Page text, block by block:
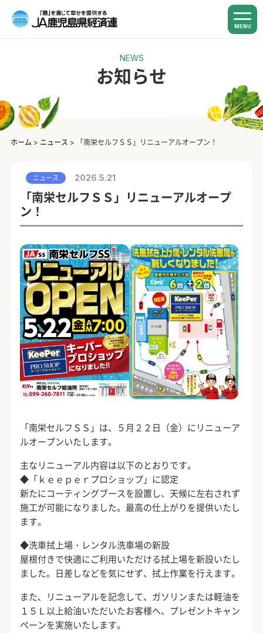
MENU
NEWS
お知らせ
ホーム > ニュース > 「南栄セルフＳＳ」リニューアルオープン！
ニュース 2026.5.21
「南栄セルフＳＳ」リニューアルオープ
ン！
「南栄セルフＳＳ」は、５月２２日（金）にリニューア
ルオープンいたします。
主なリニューアル内容は以下のとおりです。
◆「ｋｅｅｐｅｒプロショップ」に認定
新たにコーティングブースを設置し、天候に左右されず
施工が可能になりました。最高の仕上がりを提供いたし
ます。
◆洗車拭上場・レンタル洗車場の新設
屋根付きで快適にご利用いただける拭上場を新設いたし
ました。日差しなどを気にせず、拭上作業を行えます。
また、リニューアルを記念して、ガソリンまたは軽油を
１５Ｌ以上給油いただいたお客様へ、プレゼントキャン
ペーンを実施いたします。